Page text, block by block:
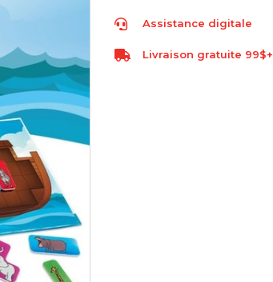
Assistance digitale
Livraison gratuite 99$+